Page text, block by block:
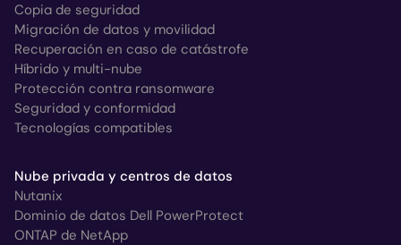
Copia de seguridad
Migración de datos y movilidad
Recuperación en caso de catástrofe
Híbrido y multi-nube
Protección contra ransomware
Seguridad y conformidad
Tecnologías compatibles
Nube privada y centros de datos
Nutanix
Dominio de datos Dell PowerProtect
ONTAP de NetApp